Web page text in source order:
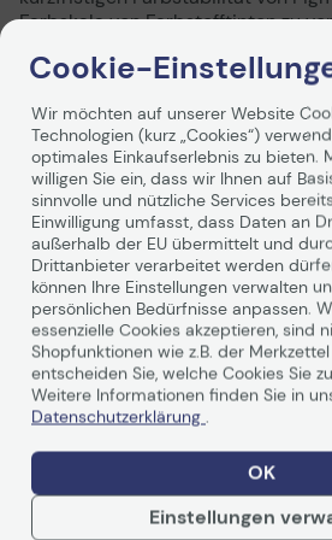
Farbskala von Farbstofftinten zu
Farbe, wodurch sanftere
Schwarzweißdruck erzielt werden,
schwarzer Tinte, Matt & Foto,
wird, dass sich auf allen
Qualität erzielen lässt.
Weiterlesen
Technische Daten
Allgemein
Hersteller
Epson
Herst. Art. Nr.
Cookie-
Wir möchten auf unserer Website
Technologien (kurz „Cookies“)
optimales Einkaufserlebnis zu bieten.
willigen Sie ein, dass wir Ihnen auf
sinnvolle und nützliche Services
Einwilligung umfasst, dass Daten an
außerhalb der EU übermittelt und
Drittanbieter verarbeitet werden
können Ihre Einstellungen verwalten
persönlichen Bedürfnisse anpassen.
essenzielle Cookies akzeptieren, sind
Shopfunktionen wie z.B. der
entscheiden Sie, welche Cookies Sie
Weitere Informationen finden Sie in
Datenschutzerklärung .
OK
Einstellungen